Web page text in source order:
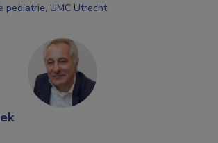
pediatrie, UMC Utrecht